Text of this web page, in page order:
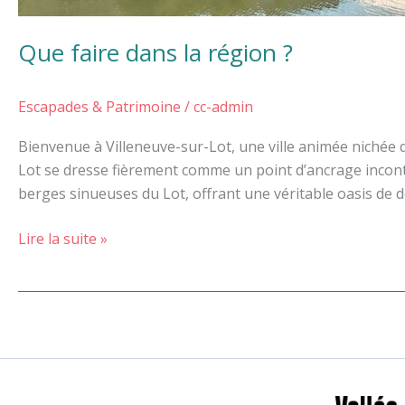
Que faire dans la région ?
Escapades & Patrimoine /cc-admin
Bienvenue à Villeneuve-sur-Lot, une ville animée
Lot se dresse fièrement comme un point d’ancrage
berges sinueuses du Lot, offrant une véritable oasis de
Lire la suite »